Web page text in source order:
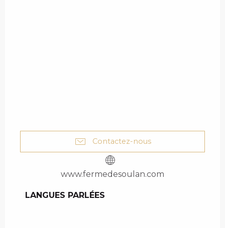
Contactez-nous
www.fermedesoulan.com
LANGUES PARLÉES
LANGUES PARLÉES